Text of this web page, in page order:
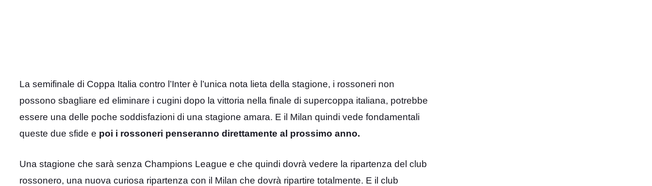
La semifinale di Coppa Italia contro l’Inter è l’unica nota lieta della stagione, i rossoneri non
possono sbagliare ed eliminare i cugini dopo la vittoria nella finale di supercoppa italiana, potrebbe
essere una delle poche soddisfazioni di una stagione amara. E il Milan quindi vede fondamentali
queste due sfide e poi i rossoneri penseranno direttamente al prossimo anno.
Una stagione che sarà senza Champions League e che quindi dovrà vedere la ripartenza del club
rossonero, una nuova curiosa ripartenza con il Milan che dovrà ripartire totalmente. E il club